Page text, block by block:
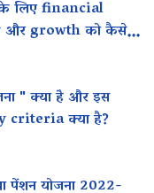
लिए financial
और growth को कैसे
" क्या है और इस
criteria क्या है?
पेंशन योजना 2022-